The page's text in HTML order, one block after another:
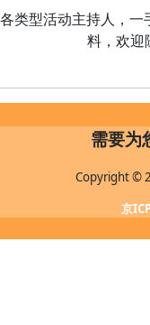
各类型活动主持人，
料，欢迎
需要为
Copyright ©
京